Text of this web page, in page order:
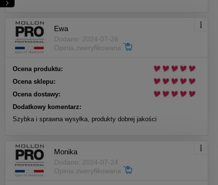
Ewa
Dodano: 2024-07-26
Opinia zweryfikowana
Ocena produktu:
Ocena sklepu:
Ocena dostawy:
Dodatkowy komentarz:
Szybka i sprawna wysyłka, produkty dobrej jakości
Monika
Dodano: 2024-07-24
Opinia zweryfikowana